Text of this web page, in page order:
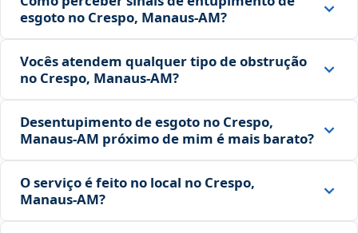
esgoto no Crespo, Manaus‑AM?
Vocês atendem qualquer tipo de obstrução
no Crespo, Manaus‑AM?
Desentupimento de esgoto no Crespo,
Manaus‑AM próximo de mim é mais barato?
O serviço é feito no local no Crespo,
Manaus‑AM?